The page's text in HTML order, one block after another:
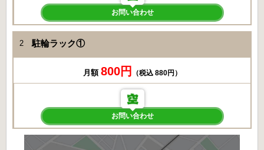
お問い合わせ
2 駐輪ラック①
月額 800円 （税込 880円）
お問い合わせ